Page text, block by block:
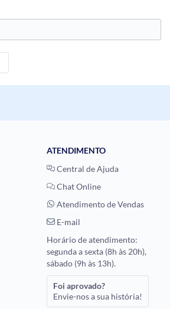
ATENDIMENTO
Central de Ajuda
Chat Online
Atendimento de Vendas
E-mail
Horário de atendimento:
segunda a sexta (8h às 20h),
sábado (9h às 13h).
Foi aprovado?
Envie-nos a sua história!